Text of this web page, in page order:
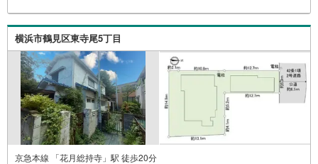
休日:水曜日）この時間帯はお電話でのお問い合わせがスム
ーズにご案内できます。★物件ツアー大歓迎です！「室
内・現地を見学する」ボタンよりお問合せ下さい。スタッ
フよりご案内可能な日程をご連絡させていただきます。
横浜市鶴見区東寺尾5丁目
京急本線 「花月総持寺」駅 徒歩20分